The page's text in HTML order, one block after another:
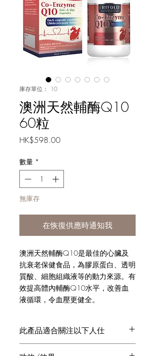
庫存單位： 10
澳洲天然輔酶Q10
60粒
HK$598.00價
數量 *
無庫存
在恢復供應時通知我
澳洲天然輔酶Q10是最佳的心臟及
抗衰老保健食品，為膠原蛋白、透明
質酸、細胞組織液等的動力來源。有
效提高體內輔酶Q10水平，改善血
液循環，令血壓更健全。
此產品適合關注以下人仕